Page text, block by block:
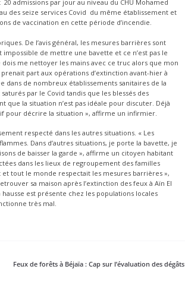
admissions par jour au niveau du CHU Mohamed
des seize services Covid du même établissement et
de vaccination en cette période d’incendie.
De l’avis général, les mesures barrières sont
de mettre une bavette et ce n’est pas le
me nettoyer les mains avec ce truc alors que mon
part aux opérations d’extinction avant-hier à
de nombreux établissements sanitaires de la
par le Covid tandis que les blessés des
que la situation n’est pas idéale pour discuter. Déjà
pour décrire la situation », affirme un infirmier.
respecté dans les autres situations. « Les
Dans d’autres situations, je porte la bavette, je
de baisser la garde », affirme un citoyen habitant
dans les lieux de regroupement des familles
tout le monde respectait les mesures barrières »,
sa maison après l’extinction des feux à Aïn El
est présente chez les populations locales
très mal.
Feux de forêts à Béjaïa : Cap sur l’évaluation des dégâts